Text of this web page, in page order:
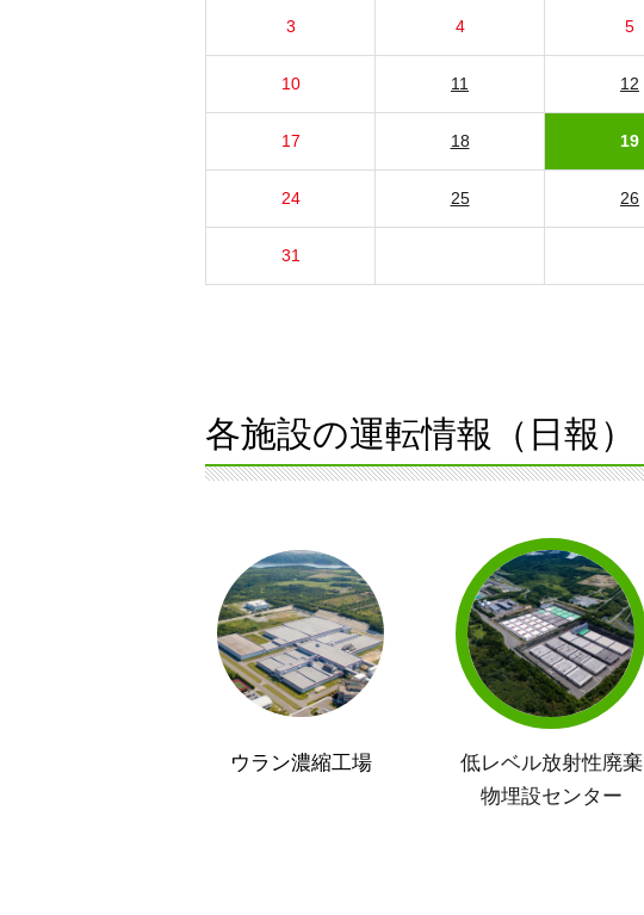
3 4 5
10 11 12
17 18 19
24 25 26
31
各施設の運転情報（日報）
ウラン濃縮工場
低レベル放射性廃棄
物埋設センター